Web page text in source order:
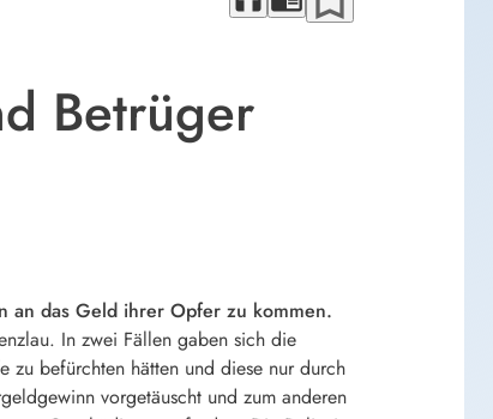
Betrüger
an das Geld ihrer Opfer zu kommen.
In zwei Fällen gaben sich die
zu befürchten hätten und diese nur durch
vorgetäuscht und zum anderen